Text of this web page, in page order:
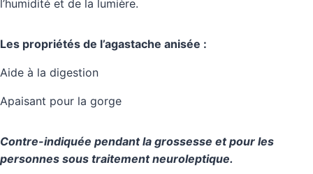
e
a
s
r
l’humidité et de la lumière.
Les propriétés de l’agastache anisée :
Aide à la digestion
Apaisant pour la gorge
Contre-indiquée pendant la grossesse et pour les
personnes sous traitement neuroleptique.